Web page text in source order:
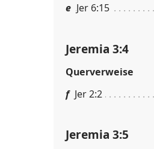
e Jer 6:15
Jeremia 3:4
Querverweise
f Jer 2:2
Jeremia 3:5